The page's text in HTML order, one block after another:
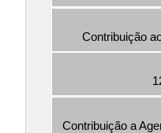
Contribuição
Contribuição a